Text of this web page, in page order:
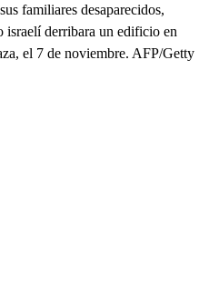
familiares desaparecidos,
israelí derribara un edificio en
el 7 de noviembre. AFP/Getty